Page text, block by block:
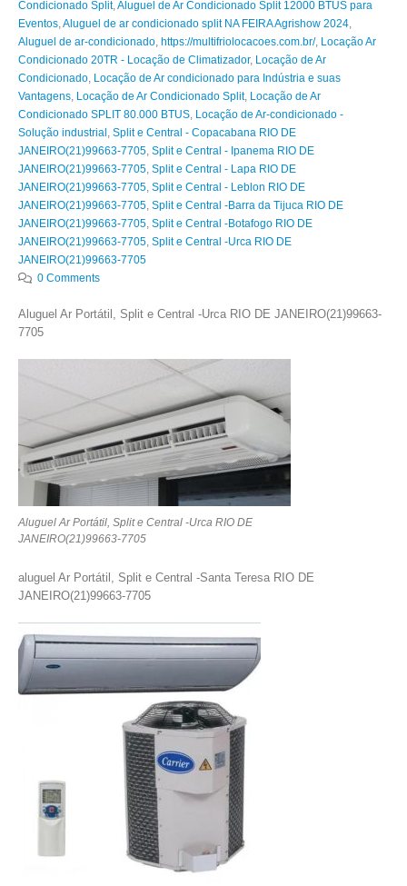
Condicionado Split, Aluguel de Ar Condicionado Split 12000 BTUS para
Eventos Aluguel de ar condicionado split NA FEIRA Agrishow 2024
Aluguel de ar-condicionado https://multifriolocacoes.com.br/, Locação Ar
Condicionado 20TR - Locação de Climatizador, Locação de Ar
Condicionado Locação de Ar condicionado para Indústria e suas
Vantagens Locação de Ar Condicionado Split, Locação de Ar
Condicionado SPLIT 80.000 BTUS Locação de Ar-condicionado -
Solução industrial Split e Central - Copacabana RIO DE
JANEIRO(21)99663-7705 Split e Central - Ipanema RIO DE
JANEIRO(21)99663-7705 Split e Central - Lapa RIO DE
JANEIRO(21)99663-7705 Split e Central - Leblon RIO DE
JANEIRO(21)99663-7705 Split e Central -Barra da Tijuca RIO DE
JANEIRO(21)99663-7705 Split e Central -Botafogo RIO DE
JANEIRO(21)99663-7705 Split e Central -Urca RIO DE
JANEIRO(21)99663-7705
0 Comments
Aluguel Ar Portátil, Split e Central -Urca RIO DE JANEIRO(21)99663-
7705
Aluguel Ar Portátil, Split e Central -Urca RIO DE
JANEIRO(21)99663-7705
aluguel Ar Portátil, Split e Central -Santa Teresa RIO DE
JANEIRO(21)99663-7705